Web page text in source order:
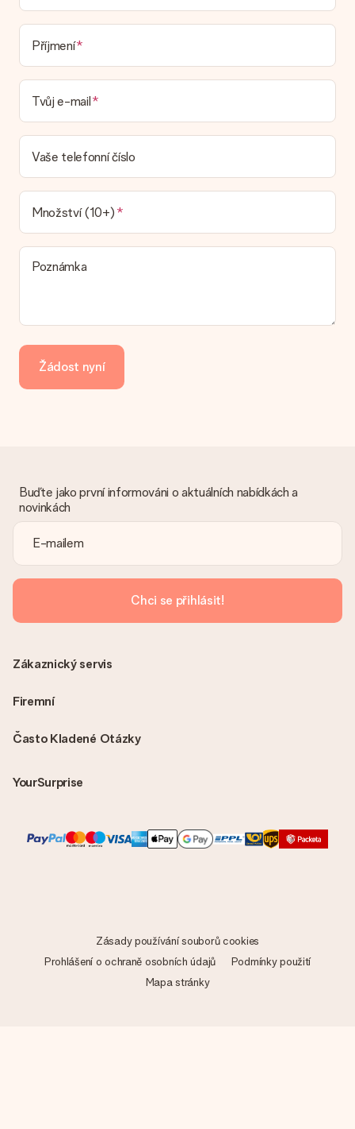
Dodací lhůta, možnosti dodání a náklady na
doručení
Mohu si vybrat datum dodání?
Není možné zvolit konkrétní datum dodání.
Jaká je dodací lhůta a kdy dostávám dárek?
Dodací lhůtu naleznete na stránce produktu. Můžete věřit, že
náš dopravce vám dodá váš dárek.
Jaké možnosti doručení si mohu vybrat?
V současné době není možné zvolit možnost doručení. Dárek,
který chcete objednat, je buď odeslán jako balíček nebo jako
doručování poštovní schránky. Chcete vědět, na kterou
možnost spadá vaše objednávka? Kontaktujte prosím náš
zákaznický servis.
Jak mohu zaplatit objednávku?
kartu, fakturu přes Klarna nebo ruční převod. V případě ručního
převodu platby prosím vezměte v úvahu dodací lhůtu 3 dny
navíc.
vhodné řešení.
Je faktura odeslána spolu s objednávkou?
vždy v potvrzovacím e-mailu a vždy ji najdete ve svém účtu
MySurprise. To znamená, že můžete dar doručit přímo
příjemci, což je opravdovým překvapením!
Příjmení
Tvůj e-mail
Vaše telefonní číslo
Množství (10+)
Poznámka
Žádost nyní
Buďte jako první informováni o aktuálních nabídkách a
novinkách
Chci se přihlásit!
Často Kladené Otázky
YourSurprise
Zákaznický servis
Firemní
Zásady používání souborů cookies
Prohlášení o ochraně osobních údajů
Podmínky použití
Mapa stránky